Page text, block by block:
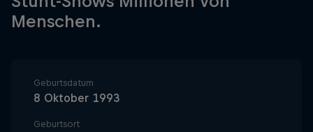
Menschen.
Geburtsdatum
8 Oktober 1993
Geburtsort